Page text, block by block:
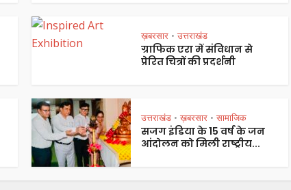
ख़बरसार • उत्तराखंड
ग्राफिक एरा में संविधान से
प्रेरित चित्रों की प्रदर्शनी
उत्तराखंड • ख़बरसार • सामाजिक
सजग इंडिया के 15 वर्ष के जन
आंदोलन को मिली राष्ट्रीय...